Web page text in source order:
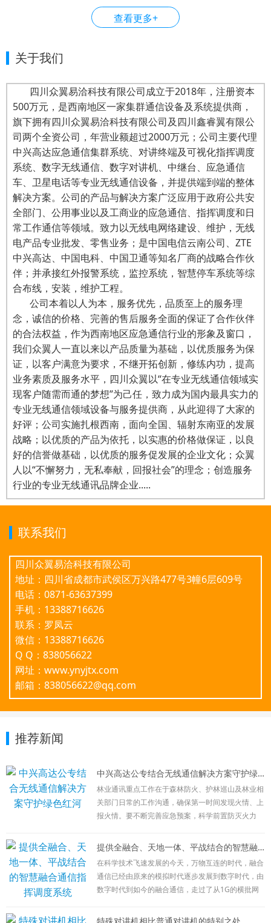
查看更多+
关于我们
四川众翼易洽科技有限公司成立于2018年，注册资本
500万元，是西南地区一家集群通信设备及系统提供商，
旗下拥有四川众翼易洽科技有限公司及四川鑫睿翼有限公
司两个全资公司，年营业额超过2000万元；公司主要代理
中兴高达应急通信集群系统、对讲终端及可视化指挥调度
系统、数字无线通信、数字对讲机、中继台、应急通信
车、卫星电话等专业无线通信设备，并提供端到端的整体
解决方案。公司的产品与解决方案广泛应用于政府公共安
全部门、公用事业以及工商业的应急通信、指挥调度和日
常工作通信等领域。致力以无线电网络建设、维护，无线
电产品专业批发、零售业务；是中国电信云南公司、ZTE
中兴高达、中国电科、中国卫通等知名厂商的战略合作伙
伴；并承接红外报警系统，监控系统，智慧停车系统等综
合布线，安装，维护工程。
公司本着以人为本，服务优先，品质至上的服务理
念，诚信的价格、完善的售后服务全面的保证了合作伙伴
的合法权益，作为西南地区应急通信行业的形象及窗口，
我们众翼人一直以来以产品质量为基础，以优质服务为保
证，以客户满意为要求，不继开拓创新，修练内功，提高
业务素质及服务水平，四川众翼以“在专业无线通信领域实
现客户随需而通的梦想”为己任，致力成为国内最具实力的
专业无线通信领域设备与服务提供商，从此迎得了大家的
好评；公司实施扎根西南，面向全国、辐射东南亚的发展
战略；以优质的产品为依托，以实惠的价格做保证，以良
好的信誉做基础，以优质的服务促发展的企业文化；众翼
人以“不懈努力，无私奉献，回报社会”的理念；创造服务
行业的专业无线通讯品牌企业.....
联系我们
四川众翼易洽科技有限公司
地址：四川省成都市武侯区万兴路477号3幢6层609号
电话：0871-63637399
手机：13388716626
联系：罗凤云
微信：13388716626
Q Q：838056622
网址：www.ynyjtx.com
邮箱：838056622@qq.com
推荐新闻
中兴高达公专结合无线通信解决方案守护绿色红河
林业通讯重点工作在于森林防火、护林巡山及林业相
关部门日常的工作沟通，确保第一时间发现火情、上
报火情。要不断完善应急预案，科学前置防灭火力
去、信息能畅通，有力有序有效处置火灾扑救、火场
目前林业通讯方式主要有以下几种：公网通讯：
在林区外围相应负责人向总部进行日常沟通及工作汇
报使用，该通讯方式简单，接续时间长，但受网络限
提供全融合、天地一体、平战结合的智慧融合通信指挥调度系统
在科学技术飞速发展的今天，万物互连的时代，融合
通信已经由原来的模拟时代逐步发展到数字时代，由
数字时代到如今的融合通信，走过了从1G的横批网
网结合；现在宽窄融合、公专结合已经满足不了广大
特殊对讲机相比普通对讲机的特别之处